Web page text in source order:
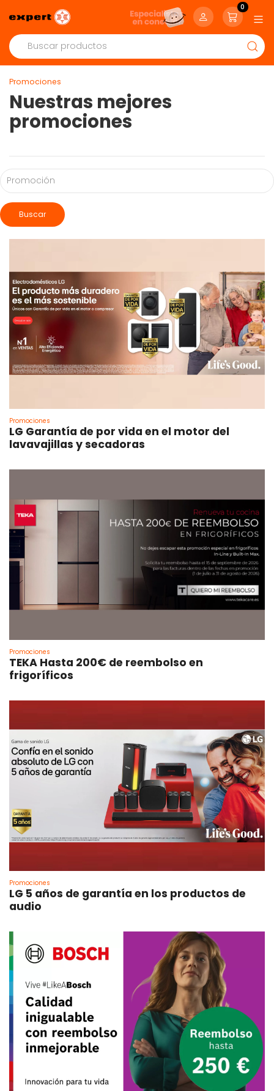
0
Promociones
Nuestras mejores
promociones
Buscar
Promociones
LG Garantía de por vida en el motor del
lavavajillas y secadoras
Promociones
TEKA Hasta 200€ de reembolso en
frigoríficos
Promociones
LG 5 años de garantía en los productos de
audio